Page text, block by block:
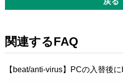
関連するFAQ
【beat/anti-virus】PCの入替後